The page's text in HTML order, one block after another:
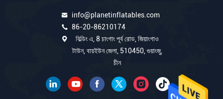
info@planetinflatables.com
86-20-86210174
বিল্ডিং এ, 8 চাংগাং পূর্ব রোড, জিয়াংগাও
টাউন, বায়ইউন জেলা, 510450, গুয়াংজু,
চীন